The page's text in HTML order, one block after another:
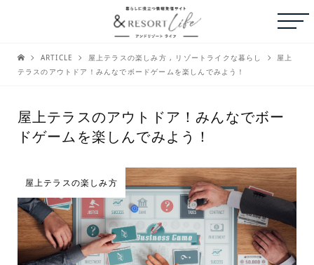
ARTICLE 屋上テラスの楽しみ方 , リゾートライクな暮らし
屋上
テラスのアウトドア！みんなでボードゲームを楽しんでみよう！
屋上テラスのアウトドア！みんなでボー
ドゲームを楽しんでみよう！
屋上テラスの楽しみ方